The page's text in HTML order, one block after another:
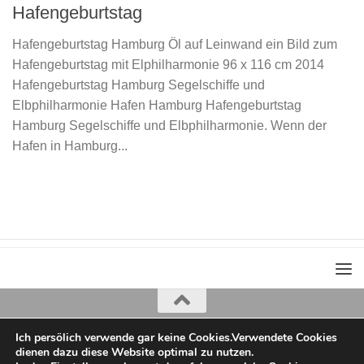
Hafengeburtstag
Hafengeburtstag Hamburg Öl auf Leinwand ein Bild zum
Hafengeburtstag mit Elphilharmonie 96 x 116 cm 2014
Hafengeburtstag Hamburg Segelschiffe und
Elbphilharmonie Hafen Hamburg Hafengeburtstag
Hamburg Segelschiffe und Elbphilharmonie. Wenn der
Hafen in Hamburg...
Iris Greiner
copyright 2022
Ich persölich verwende gar keine Cookies.Verwendete Cookies
dienen dazu diese Website optimal zu nutzen.